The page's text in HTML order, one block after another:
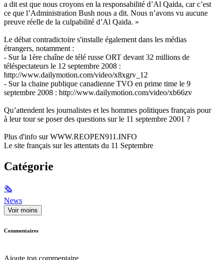
a dit est que nous croyons en la responsabilité d’Al Qaida, car c’est
ce que l’Administration Bush nous a dit. Nous n’avons vu aucune
preuve réelle de la culpabilité d’Al Qaida. »
Le débat contradictoire s'installe également dans les médias
étrangers, notamment :
- Sur la 1ère chaîne de télé russe ORT devant 32 millions de
téléspectateurs le 12 septembre 2008 :
http://www.dailymotion.com/video/x8xgrv_12
- Sur la chaine publique canadienne TVO en prime time le 9
septembre 2008 : http://www.dailymotion.com/video/xb66zv
Qu’attendent les journalistes et les hommes politiques français pour
à leur tour se poser des questions sur le 11 septembre 2001 ?
Plus d'info sur WWW.REOPEN911.INFO
Le site français sur les attentats du 11 Septembre
Catégorie
🗞
News
Voir moins
Commentaires